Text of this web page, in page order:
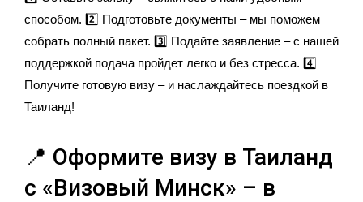
способом. 2️⃣ Подготовьте документы – мы поможем
собрать полный пакет. 3️⃣ Подайте заявление – с нашей
поддержкой подача пройдет легко и без стресса. 4️⃣
Получите готовую визу – и наслаждайтесь поездкой в
Таиланд!
📍 Оформите визу в Таиланд
с «Визовый Минск» – в